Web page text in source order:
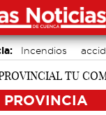
Incendios
PROVINCIA